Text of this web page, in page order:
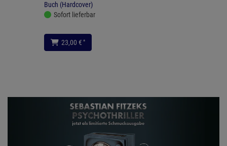
Buch (Hardcover)
Sofort lieferbar
23,00 € *